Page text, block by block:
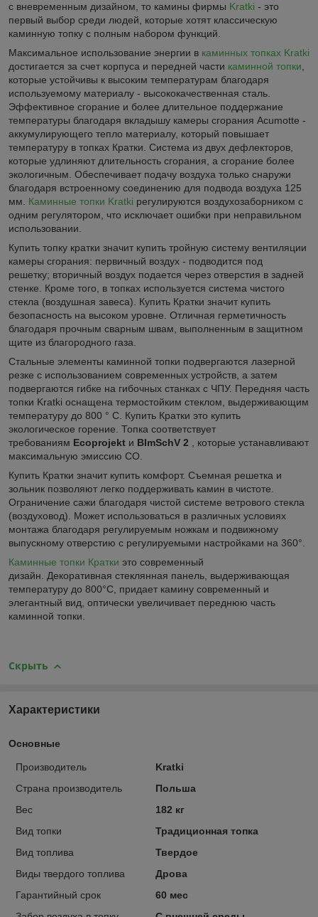
с вневременным дизайном, то камины фирмы Kratki - это
первый выбор среди людей, которые хотят классическую
каминную топку с полным набором функций.
Максимальное использование энергии в каминных топках Kratki
достигается за счет корпуса и передней части каминной топки,
которые устойчивы к высоким температурам благодаря
используемому материалу - высококачественная сталь.
Эффективное сгорание и более длительное поддержание
температуры благодаря вкладышу камеры сгорания Acumotte -
аккумулирующего тепло материалу, который повышает
температуру в топках Кратки. Система из двух дефлекторов,
которые удлиняют длительность сгорания, а сгорание более
экологичным. Обеспечивает подачу воздуха только снаружи
благодаря встроенному соединению для подвода воздуха 125
мм. Каминные топки Kratki регулируются воздухозаборником с
одним регулятором, что исключает ошибки при неправильном
использовании.
Купить топку кратки значит купить тройную систему вентиляции
камеры сгорания: первичный воздух - подводится под
решетку; вторичный воздух подается через отверстия в задней
стенке. Кроме того, в топках используется система чистого
стекла (воздушная завеса). Купить Кратки значит купить
безопасность на высоком уровне. Отличная герметичность
благодаря прочным сварным швам, выполненным в защитном
щите из благородного газа.
Стальные элементы каминной топки подвергаются лазерной
резке с использованием современных устройств, а затем
подвергаются гибке на гибочных станках с ЧПУ. Передняя часть
топки Kratki оснащена термостойким стеклом, выдерживающим
температуру до 800 ° С. Купить Кратки это купить
экологическое горение. Топка соответствует
требованиям Ecoprojekt и BImSchV 2 , которые устанавливают
максимальную эмиссию CO.
Купить Кратки значит купить комфорт. Съемная решетка и
зольник позволяют легко поддерживать камин в чистоте.
Ограничение сажи благодаря чистой системе ветрового стекла
(воздуховод). Может использоваться в различных условиях
монтажа благодаря регулируемым ножкам и подвижному
выпускному отверстию с регулируемыми настройками на 360°.
Каминные топки Кратки это современный
дизайн. Декоративная стеклянная панель, выдерживающая
температуру до 800°C, придает камину современный и
элегантный вид, оптически увеличивает переднюю часть
каминной топки.
Скрыть
Характеристики
Основные
Производитель
Kratki
Страна производитель
Польша
Вес
182 кг
Вид топки
Традиционная топка
Вид топлива
Твердое
Виды твердого топлива
Дрова
Гарантийный срок
60 мес